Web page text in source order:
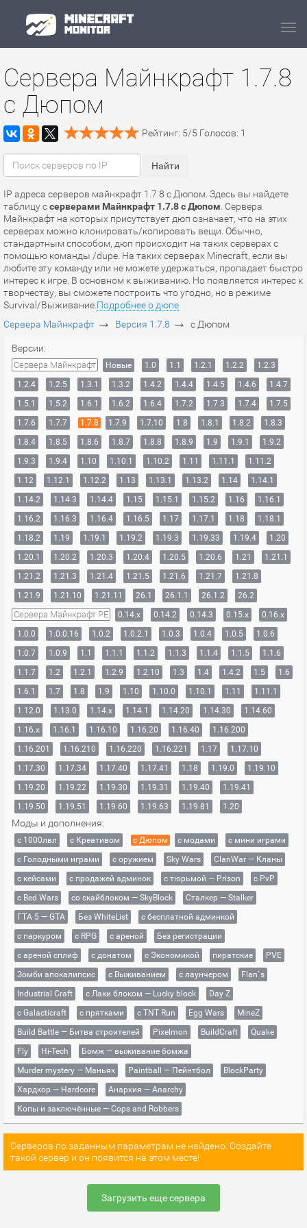
Сервера Майнкрафт 1.7.8
с Дюпом
Рейтинг: 5/5 Голосов: 1
IP адреса серверов майнкрафт 1.7.8 с Дюпом. Здесь вы найдете
таблицу ссерверами Майнкрафт 1.7.8 с Дюпом . Сервера
Майнкрафт на которых присутствует дюп означает, что на этих
серверах можно клонировать/копировать вещи. Обычно,
стандартным способом, дюп происходит на таких серверах с
помощью команды /dupe. На таких серверах Minecraft, если вы
любите эту команду или не можете удержаться, пропадает быстро
интерес к игре. В основном к выживанию. Но появляется интерес к
творчеству, вы сможете построить что угодно, но в режиме
Survival/Выживание. Подробнее о дюпе
Сервера Майнкрафт → Версия 1.7.8 → с Дюпом
Версии:
Сервера Майнкрафт Новые 1.0 1.1 1.2.1 1.2.2
1.2.3
1.2.4
1.2.5 1.3.1 1.3.2 1.4.2 1.4.4 1.4.5 1.4.6
1.4.7
1.5.1
1.5.2 1.6.1 1.6.2 1.6.4 1.7.2 1.7.3 1.7.4
1.7.5
1.7.6
1.7.7 1.7.8 1.7.9 1.7.10 1.8 1.8.1 1.8.2
1.8.3
1.8.4
1.8.5 1.8.6 1.8.7 1.8.8 1.8.9 1.9 1.9.1
1.9.2
1.9.3
1.9.4 1.10 1.10.1 1.10.2 1.11 1.11.1
1.11.2
1.12
1.12.1 1.12.2 1.13 1.13.1 1.13.2 1.14
1.14.1
1.14.2
1.14.3 1.14.4 1.15 1.15.1 1.15.2 1.16
1.16.1
1.16.2
1.16.3 1.16.4 1.16.5 1.17 1.17.1 1.18
1.18.1
1.18.2
1.19 1.19.1 1.19.2 1.19.3 1.19.33 1.19.4
1.20
1.20.1
1.20.2 1.20.3 1.20.4 1.20.5 1.20.6 1.21
1.21.1
1.21.2
1.21.3 1.21.4 1.21.5 1.21.6 1.21.7
1.21.8
1.21.9
1.21.10 1.21.11 26.1 26.1.1 26.1.2 26.2
Сервера Майнкрафт PE 0.14.x 0.14.2 0.14.3 0.15.x
0.16.x
1.0.0
1.0.0.16 1.0.2 1.0.2.1 1.0.3 1.0.4 1.0.5
1.0.6
1.0.7
1.0.9 1.1 1.1.1 1.1.2 1.1.3 1.1.4 1.1.5
1.1.6
1.1.7
1.2 1.2.1 1.2.9 1.2.10 1.3 1.4 1.4.2 1.5
1.6
1.6.1
1.7 1.8 1.9 1.10 1.10.0 1.10.1 1.11
1.11.1
1.12.0
1.13.0 1.14.x 1.14.1 1.14.20 1.14.30
1.14.60
1.16.x
1.16.1 1.16.10 1.16.20 1.16.40
1.16.200
1.16.201
1.16.210 1.16.220 1.16.221 1.17
1.17.10
1.17.30
1.17.34 1.17.40 1.17.41 1.18 1.19.0
1.19.10
1.19.20
1.19.22 1.19.30 1.19.31 1.19.40
1.19.41
1.19.50
1.19.51 1.19.60 1.19.63 1.19.81 1.20
Моды и дополнения:
с 1000лвл c Креативом с Дюпом с модами
с мини играми
с Голодными играми
с оружием Sky Wars
ClanWar — Кланы
с кейсами
с продажей админок с тюрьмой — Prison
с PvP
с Bed Wars
со скайблоком — SkyBlock
Сталкер — Stalker
ГТА 5 — GTA
Без WhiteList
с бесплатной админкой
с паркуром
с RPG с ареной
Без регистрации
с ареной сплиф
с донатом с Экономикой пиратские
PVE
Зомби апокалипсис
с Выживанием с лаунчером
Flan`s
Industrial Craft
с Лаки блоком — Lucky block
Day Z
с Galacticraft
с прятками с TNT Run Egg Wars
MineZ
Build Battle — Битва строителей
Pixelmon BuildCraft
Quake
Fly
Hi-Tech
Бомж — выживание бомжа
Murder mystery — Маньяк
Paintball — Пейнтбол
BlockParty
Хардкор — Hardcore
Анархия — Anarchy
Копы и заключённые — Cops and Robbers
Серверов по заданным параметрам не найдено. Создайте
такой сервер и он появится на этом месте!
Загрузить еще сервера